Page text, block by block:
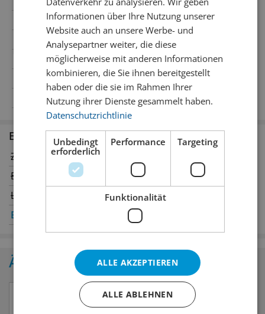
Wein-Art
Schaumwein
Traubensorte
Pinot Noir
Temperatur
9° C
Passt zu
Apéro und zweisame Stunden.
Alkoholgehalt
12% Vol.Alc.
Erhältlich in den Filialen
Zürich
Bern
Luzern
Basel
Genève
Oerlikon
Ähnliche Produkte
Informationen über Ihre Nutzung unserer
Website auch an unsere Werbe- und
Analysepartner weiter, die diese
möglicherweise mit anderen Informationen
kombinieren, die Sie ihnen bereitgestellt
haben oder die sie im Rahmen Ihrer
Nutzung ihrer Dienste gesammelt haben.
Datenschutzrichtlinie
Unbedingt
erforderlich
Performance Targeting
Funktionalität
ALLE AKZEPTIEREN
ALLE ABLEHNEN